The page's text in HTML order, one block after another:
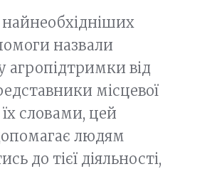
назвали
агропідтримки від
місцевої
словами, цей
людям
до тієї діяльності,